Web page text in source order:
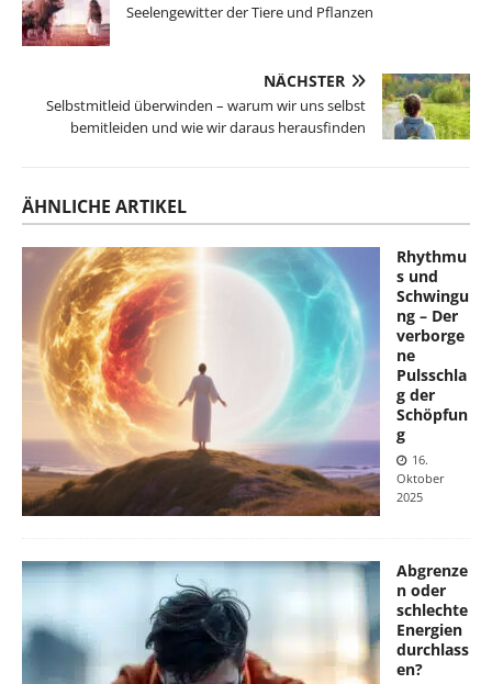
Seelengewitter der Tiere und Pflanzen
NÄCHSTER
Selbstmitleid überwinden – warum wir uns selbst
bemitleiden und wie wir daraus herausfinden
ÄHNLICHE ARTIKEL
Rhythmu
s und
Schwingu
ng – Der
verborge
ne
Pulsschla
g der
Schöpfun
g
16.
Oktober
2025
Abgrenze
n oder
schlechte
Energien
durchlass
en?